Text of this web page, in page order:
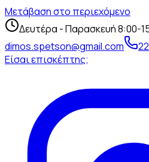
Μετάβαση στο περιεχόμενο
Δευτέρα - Παρασκευή 8:00-
dimos.spetson@gmail.com
Είσαι επισκέπτης;